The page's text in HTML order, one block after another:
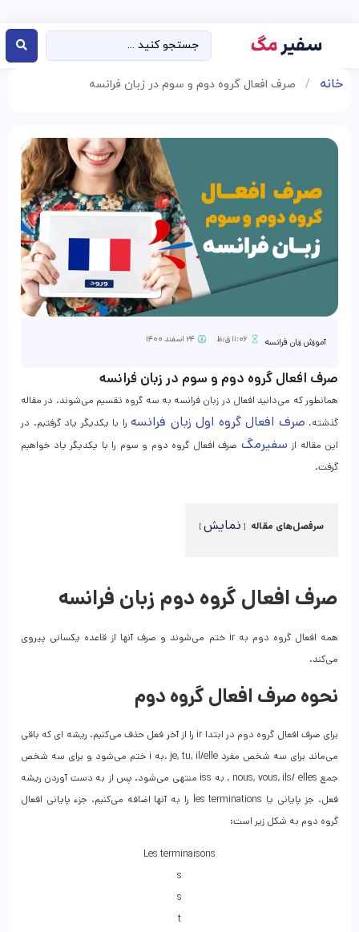
خانه / صرف افعال گروه دوم و سوم در زبان فرانسه
آموزش زبان فرانسه ۱۱:۰۶ ق٫ظ ۲۴ اسفند ۱۴۰۰
صرف افعال گروه دوم و سوم در زبان فرانسه
همانطور که می‌دانید افعال در زبان فرانسه به سه گروه تقسیم می‌شوند. در مقاله‌
گذشته، صرف افعال گروه اول زبان فرانسه را با یکدیگر یاد گرفتیم. در
این مقاله از سفیرمگ صرف افعال گروه دوم و سوم را با یکدیگر یاد خواهیم
گرفت.
سرفصل‌های مقاله نمایش
صرف افعال گروه دوم زبان فرانسه
همه افعال گروه دوم به ir ختم می‌شوند و صرف آنها از قاعده یکسانی پیروی
می‌کند.
نحوه صرف افعال گروه دوم
برای صرف افعال گروه دوم در ابتدا ir را از آخر فعل حذف می‌کنیم. ریشه ای که باقی
می‌ماند برای سه شخص مفرد je, tu, il/elle ،به i ختم می‌شود و برای سه شخص
جمع nous, vous, ils/ elles ، به iss منتهی می‌شود. پس از به دست آوردن ریشه
فعل، جز پایانی یا les terminations را به آنها اضافه می‌کنیم. جزء پایانی افعال
گروه دوم به شکل زیر است:
Les terminaisons
s
s
t